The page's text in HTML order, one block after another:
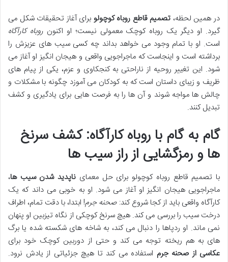
در همین لحظه، تصمیم قاطع روباه کوچولو برای آغاز تحقیقات شکل می
گیرد. او دیگر یک روباه کوچک معمولی نیست؛ او اکنونروباه کارآگاه
است. او با تمام وجود می خواهد بداند چه کسی سیب های عزیزش را
برداشته است و اینجاست که ماجراجویی واقعی و هیجان انگیز او آغاز می
شود. این تغییر روحیه از ناراحتی به کنجکاوی و عزم، یکی از پیام های
ظریف و زیبای داستان است که به کودکان می آموزد چگونه با مشکلات و
چالش ها مواجه شوند و آن ها را به فرصت هایی برای یادگیری و کشف
تبدیل کنند.
گام به گام با روباه کارآگاه: کشف سرنخ
ها و رمزگشایی از راز سیب ها
با تصمیم قاطع روباه کوچولو برای حل معمای ناپدید شدن سیب ها،
ماجراجویی هیجان انگیز او آغاز می شود. او به خوبی می داند که یک
کارآگاه واقعی باید از کجا شروع کند:صحنه جرم! ابتدا، با دقت تمام، اطراف
درخت سیب را بررسی می کند. هیچ سرنخ کوچکی از نگاه تیزبین او پنهان
نمی ماند. او ردپاها را دنبال می کند، به شاخه های شکسته شده یا برگ
های به هم ریخته توجه می کند و حتی از دوربین کوچک خود برای
عکاسی از صحنه جرم استفاده می کند تا هیچ جزئیاتی از یادش نرود.